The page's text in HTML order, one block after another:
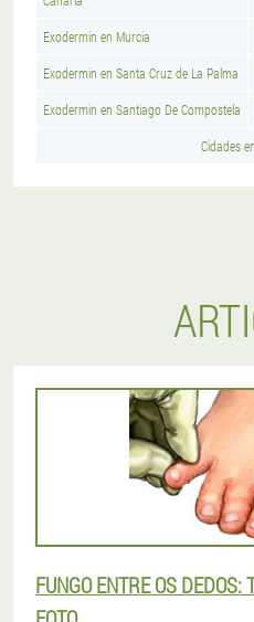
Exodermin en Murcia
Exodermin en Santa Cruz de La Palma
Exodermin en Santiago De Compostela
Cidades
FUNGO ENTRE OS DEDOS: